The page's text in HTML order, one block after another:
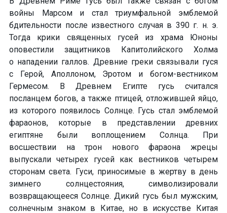
войны Марсом и стал триумфальной эмблемой
бдительности после известного случая в 390 г. н. э.
Тогда крики священных гусей из храма Юноны
оповестили защитников Капитолийского Холма
о нападении галлов. Древние греки связывали гуся
с Герой, Аполлоном, Эротом и богом-вестником
Гермесом. В Древнем Египте гусь считался
посланцем богов, а также птицей, отложившей яйцо,
из которого появилось Солнце. Гусь стал эмблемой
фараонов, которые в представлении древних
египтяне были воплощением Солнца. При
восшествии на трон нового фараона жрецы
выпускали четырех гусей как вестников четырем
сторонам света. Гуси, приносимые в жертву в день
зимнего солнцестояния, символизировали
возвращающееся Солнце. Дикий гусь был мужским,
солнечным знаком в Китае, но в искусстве Китая